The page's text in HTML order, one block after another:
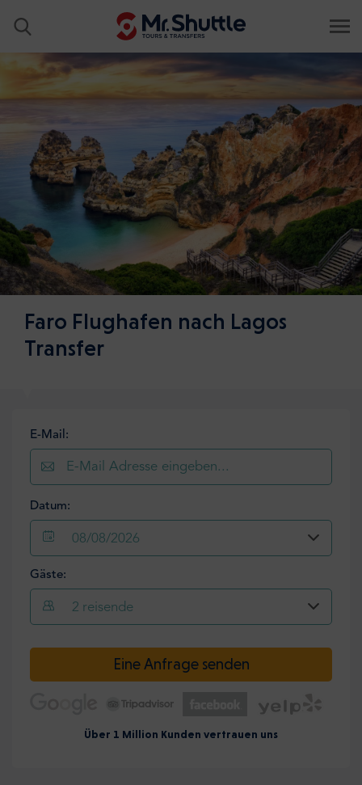
Faro Flughafen nach Lagos
Transfer
E-Mail:
Datum:
08/08/2026
Gäste:
2 reisende
Eine Anfrage senden
Über 1 Million Kunden vertrauen uns